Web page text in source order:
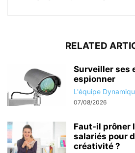
RELATED
Surveiller ses
espionner
L'équipe
07/08/2026
Faut-il prôner
salariés pour
créativité ?